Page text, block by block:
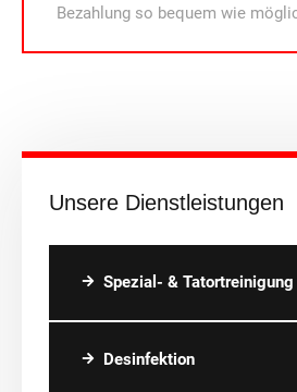
Unsere Dienstleistungen
Spezial- & Tatortreinigung
Desinfektion
Bezahlung so bequem wie